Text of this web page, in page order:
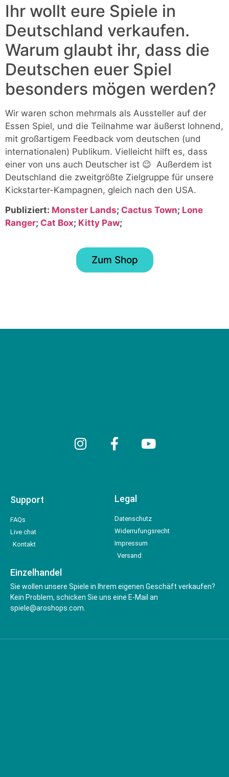
Ihr wollt eure Spiele in
Deutschland verkaufen.
Warum glaubt ihr, dass die
Deutschen euer Spiel
besonders mögen werden?
Wir waren schon mehrmals als Aussteller auf der
Essen Spiel, und die Teilnahme war äußerst lohnend,
mit großartigem Feedback vom deutschen (und
internationalen) Publikum. Vielleicht hilft es, dass
einer von uns auch Deutscher ist 😉 Außerdem ist
Deutschland die zweitgrößte Zielgruppe für unsere
Kickstarter-Kampagnen, gleich nach den USA.
Publiziert: Monster Lands; Cactus Town; Lone
Ranger; Cat Box; Kitty Paw;
Zum Shop
Support
FAQs
Live chat
Kontakt
Legal
Datenschutz
Widerrufungsrecht
Impressum
Versand
Einzelhandel
Sie wollen unsere Spiele in Ihrem eigenen Geschäft verkaufen?
Kein Problem, schicken Sie uns eine E-Mail an
spiele@aroshops.com.